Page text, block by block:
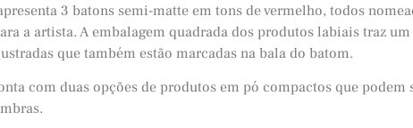
3 batons semi-matte em tons de vermelho, todos
a artista. A embalagem quadrada dos produtos labiais traz
que também estão marcadas na bala do batom.
com duas opções de produtos em pó compactos que podem